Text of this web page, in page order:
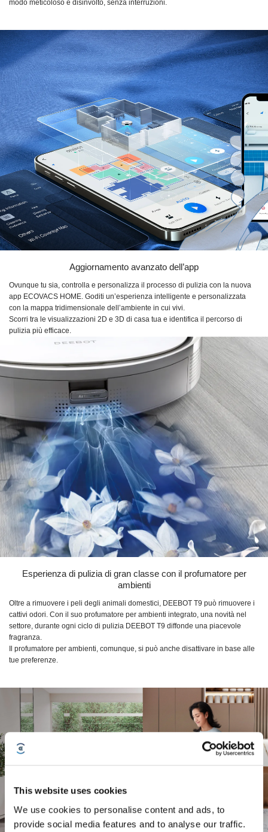
This website uses cookies
We use cookies to personalise content and ads, to
provide social media features and to analyse our traffic.
modo meticoloso e disinvolto, senza interruzioni.
Aggiornamento avanzato dell’app
Ovunque tu sia, controlla e personalizza il processo di pulizia con la nuova
app ECOVACS HOME. Goditi un’esperienza intelligente e personalizzata
con la mappa tridimensionale dell’ambiente in cui vivi.
Scorri tra le visualizzazioni 2D e 3D di casa tua e identifica il percorso di
pulizia più efficace.
Esperienza di pulizia di gran classe con il profumatore per
ambienti
Oltre a rimuovere i peli degli animali domestici, DEEBOT T9 può rimuovere i
cattivi odori. Con il suo profumatore per ambienti integrato, una novità nel
settore, durante ogni ciclo di pulizia DEEBOT T9 diffonde una piacevole
fragranza.
Il profumatore per ambienti, comunque, si può anche disattivare in base alle
tue preferenze.